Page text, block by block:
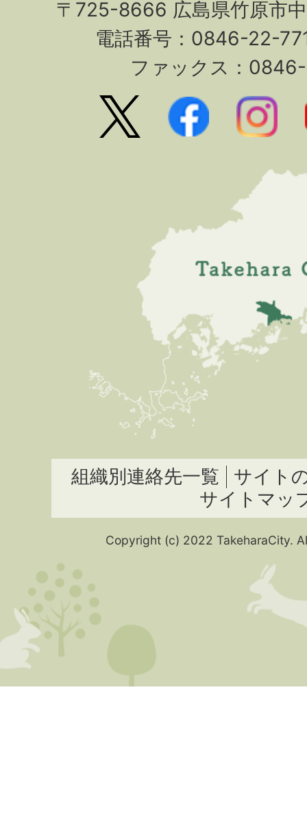
〒725-8666 広島県竹原市
電話番号：0846-22-
ファックス：
組織別連絡先一覧
サイト
サイトマッ
Copyright (c) 2022 TakeharaCity.